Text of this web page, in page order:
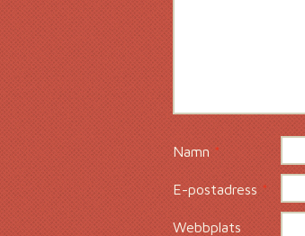
Namn*
E-postadress*
Webbplats